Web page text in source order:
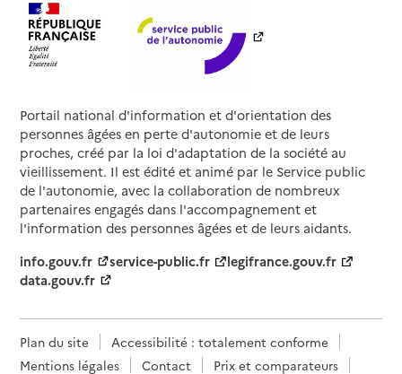
Portail national d'information et d'orientation des
personnes âgées en perte d'autonomie et de leurs
proches, créé par la loi d'adaptation de la société au
vieillissement. Il est édité et animé par le Service public
de l'autonomie, avec la collaboration de nombreux
partenaires engagés dans l'accompagnement et
l'information des personnes âgées et de leurs aidants.
info.gouv.fr
service-public.fr
legifrance.gouv.fr
data.gouv.fr
Plan du site
Accessibilité : totalement conforme
Mentions légales
Contact
Prix et comparateurs